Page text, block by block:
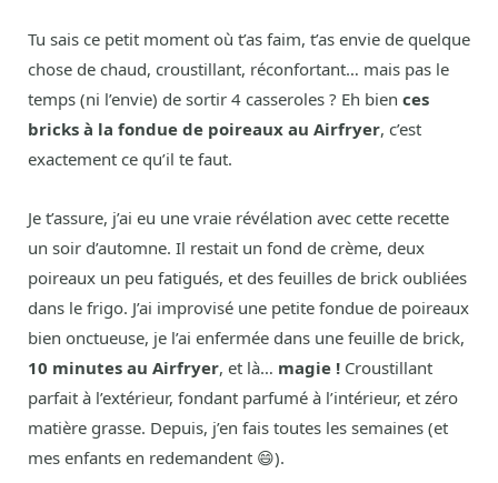
Tu sais ce petit moment où t’as faim, t’as envie de quelque
chose de chaud, croustillant, réconfortant… mais pas le
temps (ni l’envie) de sortir 4 casseroles ? Eh bien ces
bricks à la fondue de poireaux au Airfryer, c’est
exactement ce qu’il te faut.
Je t’assure, j’ai eu une vraie révélation avec cette recette
un soir d’automne. Il restait un fond de crème, deux
poireaux un peu fatigués, et des feuilles de brick oubliées
dans le frigo. J’ai improvisé une petite fondue de poireaux
bien onctueuse, je l’ai enfermée dans une feuille de brick,
10 minutes au Airfryer, et là… magie ! Croustillant
parfait à l’extérieur, fondant parfumé à l’intérieur, et zéro
matière grasse. Depuis, j’en fais toutes les semaines (et
mes enfants en redemandent 😄).